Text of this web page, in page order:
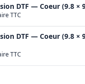
DTF — Coeur (9.8 ×
TTC
DTF — Coeur (9.8 ×
TTC